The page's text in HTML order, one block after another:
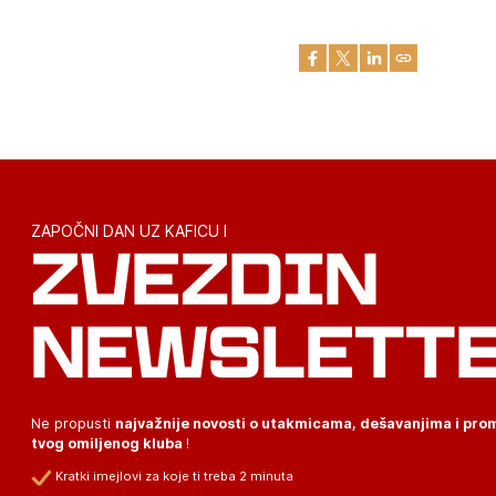
ZAPOČNI DAN UZ KAFICU I
ZVEZDIN
Ne propusti najvažnije novosti o utakmicama, dešavanjima i
tvog omiljenog kluba !
Kratki imejlovi za koje ti treba 2 minuta